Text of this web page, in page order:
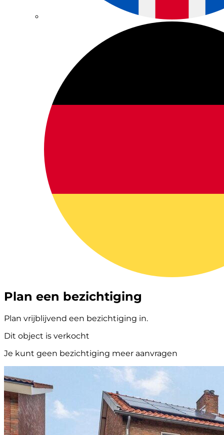
Plan een bezichtiging
Plan vrijblijvend een bezichtiging in.
Dit object is verkocht
Je kunt geen bezichtiging meer aanvragen